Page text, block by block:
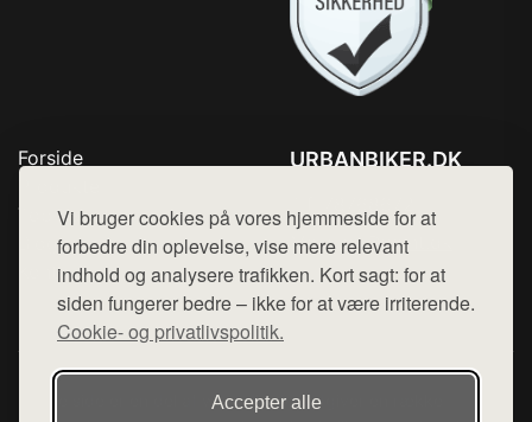
Vi bruger cookies på vores hjemmeside for at
forbedre din oplevelse, vise mere relevant
indhold og analysere trafikken. Kort sagt: for at
siden fungerer bedre – ikke for at være irriterende.
Cookie- og privatlivspolitik.
Accepter alle
Forside
Top Rabatter
Blog
Kontakt
URBANBIKER.DK
Mail: hej@want.dk
Cookie- og privatlivspolitik
Denne side er en del af want.dk, der udgiver en række